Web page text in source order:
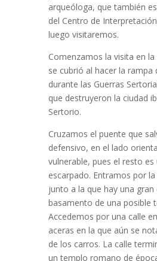
arqueóloga, que también
del Centro de
luego visitaremos.
Comenzamos la visita en
se cubrió al hacer la rampa
durante las Guerras
que destruyeron la ciudad
Sertorio.
Cruzamos el puente que
defensivo, en el lado
vulnerable, pues el resto es
escarpado. Entramos por
junto a la que hay una gran
basamento de una posible
Accedemos por una calle
aceras en la que aún se
de los carros. La calle
un templo romano de